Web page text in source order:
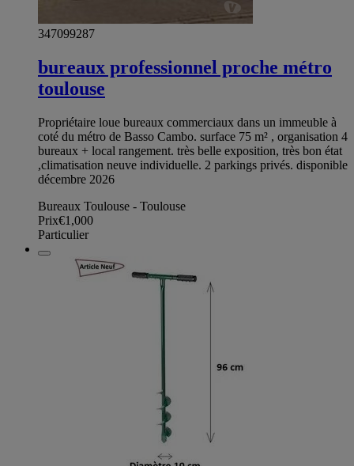
347099287
bureaux professionnel proche métro
toulouse
Propriétaire loue bureaux commerciaux dans un immeuble à
coté du métro de Basso Cambo. surface 75 m² , organisation 4
bureaux + local rangement. très belle exposition, très bon état
,climatisation neuve individuelle. 2 parkings privés. disponible
décembre 2026
Bureaux Toulouse - Toulouse
Prix€1,000
Particulier